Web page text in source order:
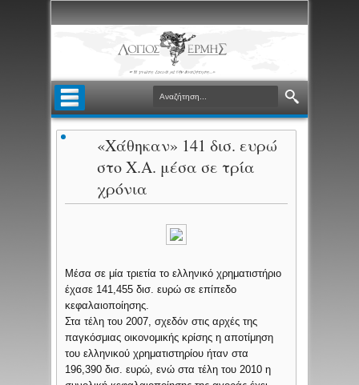
«Χάθηκαν» 141 δισ. ευρώ
στο Χ.Α. μέσα σε τρία
χρόνια
Μέσα σε μία τριετία το ελληνικό χρηματιστήριο
έχασε 141,455 δισ. ευρώ σε επίπεδο
κεφαλαιοποίησης.
Στα τέλη του 2007, σχεδόν στις αρχές της
παγκόσμιας οικονομικής κρίσης η αποτίμηση
του ελληνικού χρηματιστηρίου ήταν στα
196,390 δισ. ευρώ, ενώ στα τέλη του 2010 η